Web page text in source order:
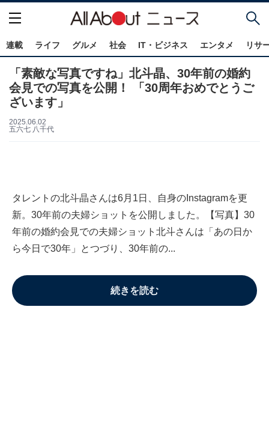
連載 ライフ グルメ 社会 IT・ビジネス エンタメ リサ
「素敵な写真ですね」北斗晶、30年前の婚約
会見での写真を公開！ 「30周年おめでとうご
ざいます」
2025.06.02
五六七 八千代
タレントの北斗晶さんは6月1日、自身のInstagramを更
新。30年前の夫婦ショットを公開しました。【写真】30
年前の婚約会見での夫婦ショット北斗さんは「あの日か
ら今日で30年」とつづり、30年前の...
続きを読む